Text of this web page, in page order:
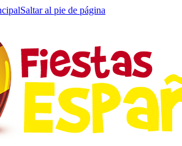
Saltar al pie de página